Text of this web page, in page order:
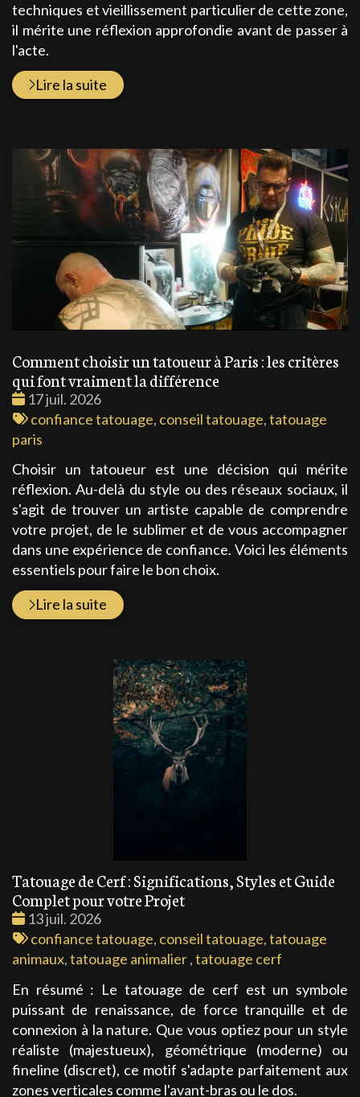
techniques et vieillissement particulier de cette zone,
il mérite une réflexion approfondie avant de passer à
l'acte.
Lire la suite
Comment choisir un tatoueur à Paris : les critères
qui font vraiment la différence
Date
:
17 juil. 2026
Tags
:
confiance tatouage, conseil tatouage,tatouage
paris
Choisir un tatoueur est une décision qui mérite
réflexion. Au-delà du style ou des réseaux sociaux, il
s'agit de trouver un artiste capable de comprendre
votre projet, de le sublimer et de vous accompagner
dans une expérience de confiance. Voici les éléments
essentiels pour faire le bon choix.
Lire la suite
Tatouage de Cerf : Significations, Styles et Guide
Complet pour votre Projet
Date
:
13 juil. 2026
Tags
:
confiance tatouage, conseil tatouage,tatouage
animaux,tatouage animalier,tatouage cerf
En résumé : Le tatouage de cerf est un symbole
puissant de renaissance, de force tranquille et de
connexion à la nature. Que vous optiez pour un style
réaliste (majestueux), géométrique (moderne) ou
fineline (discret), ce motif s'adapte parfaitement aux
zones verticales comme l'avant-bras ou le dos.